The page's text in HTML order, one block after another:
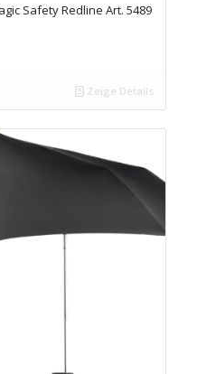
Safety Redline Art. 5489
Zeige Details